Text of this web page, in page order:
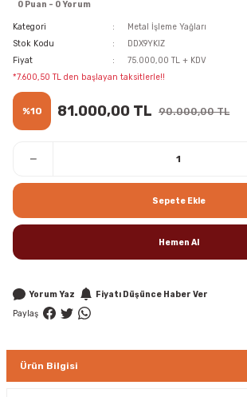
0 Puan - 0 Yorum
Kategori
Metal İşleme Yağları
Stok Kodu
DDX9YKIZ
Fiyat
75.000,00 TL + KDV
*7.600,50 TL den başlayan taksitlerle!!
%10 81.000,00 TL 90.000,00 TL
Sepete Ekle
Hemen Al
Yorum Yaz
Fiyatı Düşünce Haber Ver
Paylaş
Ürün Bilgisi